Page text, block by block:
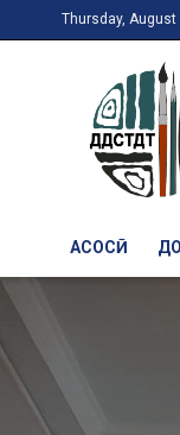
Thursday, August
АСОСӢ